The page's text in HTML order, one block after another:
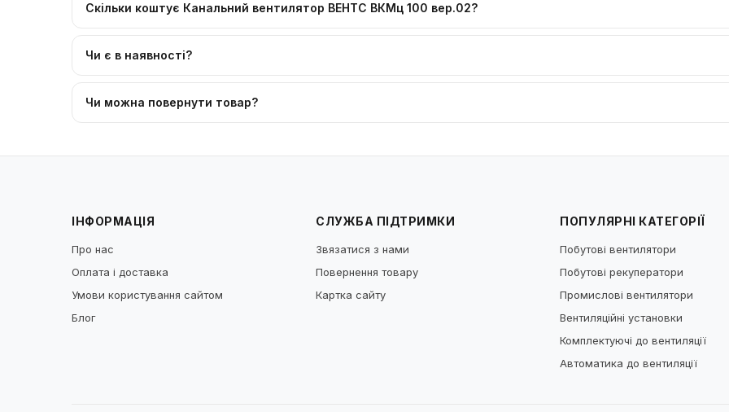
Скільки коштує Канальний вентилятор ВЕНТС ВКМц 100 вер.02?
Чи є в наявності?
Чи можна повернути товар?
ІНФОРМАЦІЯ
Про нас
Оплата і доставка
Умови користування сайтом
Блог
СЛУЖБА ПІДТРИМКИ
Звязатися з нами
Повернення товару
Картка сайту
ПОПУЛЯРНІ КАТЕГОРІЇ
Побутові вентилятори
Побутові рекуператори
Промислові вентилятори
Вентиляційні установки
Комплектуючі до вентиляції
Автоматика до вентиляції